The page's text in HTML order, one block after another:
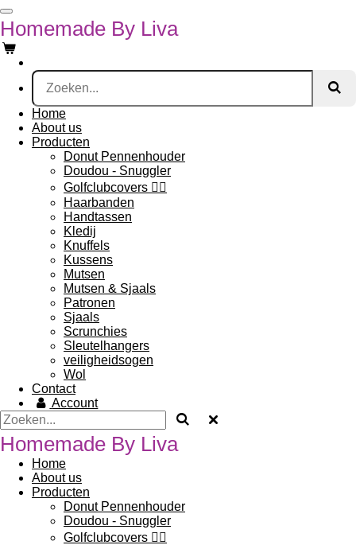
Ga
direct
naar
de
hoofdinhoud
Homemade By Liva
Home
About us
Producten
Donut Pennenhouder
Doudou - Snuggler
Golfclubcovers 🏌‍♀️
Haarbanden
Handtassen
Kledij
Knuffels
Kussens
Mutsen
Mutsen & Sjaals
Patronen
Sjaals
Scrunchies
Sleutelhangers
veiligheidsogen
Wol
Contact
Account
Homemade By Liva
Home
About us
Producten
Donut Pennenhouder
Doudou - Snuggler
Golfclubcovers 🏌‍♀️